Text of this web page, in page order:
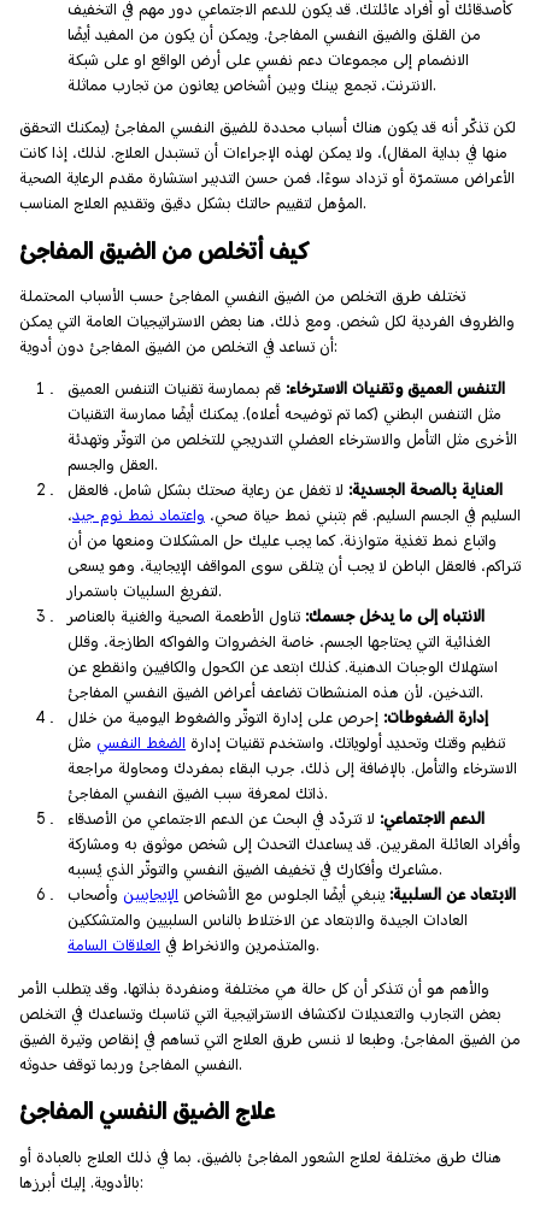
كأصدقائك أو أفراد عائلتك. قد يكون للدعم الاجتماعي دور مهم في التخفيف
من القلق والضيق النفسي المفاجئ. ويمكن أن يكون من المفيد أيضًا
الانضمام إلى مجموعات دعم نفسي على أرض الواقع او على شبكة
الانترنت، تجمع بينك وبين أشخاص يعانون من تجارب مماثلة.
لكن تذكّر أنه قد يكون هناك أسباب محددة للضيق النفسي المفاجئ (يمكنك التحقق
منها في بداية المقال)، ولا يمكن لهذه الإجراءات أن تستبدل العلاج. لذلك، إذا كانت
الأعراض مستمرّة أو تزداد سوءًا، فمن حسن التدبير استشارة مقدم الرعاية الصحية
المؤهل لتقييم حالتك بشكل دقيق وتقديم العلاج المناسب.
كيف أتخلص من الضيق المفاجئ
تختلف طرق التخلص من الضيق النفسي المفاجئ حسب الأسباب المحتملة
والظروف الفردية لكل شخص. ومع ذلك، هنا بعض الاستراتيجيات العامة التي يمكن
أن تساعد في التخلص من الضيق المفاجئ دون أدوية:
التنفس العميق وتقنيات الاسترخاء: قم بممارسة تقنيات التنفس العميق
مثل التنفس البطني (كما تم توضيحه أعلاه). يمكنك أيضًا ممارسة التقنيات
الأخرى مثل التأمل والاسترخاء العضلي التدريجي للتخلص من التوتّر وتهدئة
العقل والجسم.
العناية بالصحة الجسدية: لا تغفل عن رعاية صحتك بشكل شامل، فالعقل
السليم في الجسم السليم. قم بتبني نمط حياة صحي، واعتماد نمط نوم جيد،
واتباع نمط تغذية متوازنة. كما يجب عليك حل المشكلات ومنعها من أن
تتراكم، فالعقل الباطن لا يجب أن يتلقى سوى المواقف الإيجابية، وهو يسعى
لتفريغ السلبيات باستمرار.
الانتباه إلى ما يدخل جسمك: تناول الأطعمة الصحية والغنية بالعناصر
الغذائية التي يحتاجها الجسم، خاصة الخضروات والفواكه الطازجة، وقلل
استهلاك الوجبات الدهنية. كذلك ابتعد عن الكحول والكافيين وانقطع عن
التدخين، لأن هذه المنشطات تضاعف أعراض الضيق النفسي المفاجئ.
إدارة الضغوطات: إحرص على إدارة التوتّر والضغوط اليومية من خلال
تنظيم وقتك وتحديد أولوياتك، واستخدم تقنيات إدارة
الضغط النفسي مثل
الاسترخاء والتأمل. بالإضافة إلى ذلك، جرب البقاء بمفردك ومحاولة مراجعة
ذاتك لمعرفة سبب الضيق النفسي المفاجئ.
الدعم الاجتماعي: لا تتردّد في البحث عن الدعم الاجتماعي من الأصدقاء
وأفراد العائلة المقربين. قد يساعدك التحدث إلى شخص موثوق به ومشاركة
مشاعرك وأفكارك في تخفيف الضيق النفسي والتوتّر الذي يُسببه.
الابتعاد عن السلبية: ينبغي أيضًا الجلوس مع الأشخاص الإيجابيين وأصحاب
العادات الجيدة والابتعاد عن الاختلاط بالناس السلبيين والمتشككين
والمتذمرين والانخراط في
العلاقات السامة .
والأهم هو أن تتذكر أن كل حالة هي مختلفة ومنفردة بذاتها، وقد يتطلب الأمر
بعض التجارب والتعديلات لاكتشاف الاستراتيجية التي تناسبك وتساعدك في التخلص
من الضيق المفاجئ. وطبعا لا ننسى طرق العلاج التي تساهم في إنقاص وتيرة الضيق
النفسي المفاجئ وربما توقف حدوثه.
علاج الضيق النفسي المفاجئ
هناك طرق مختلفة لعلاج الشعور المفاجئ بالضيق، بما في ذلك العلاج بالعبادة أو
بالأدوية. إليك أبرزها: